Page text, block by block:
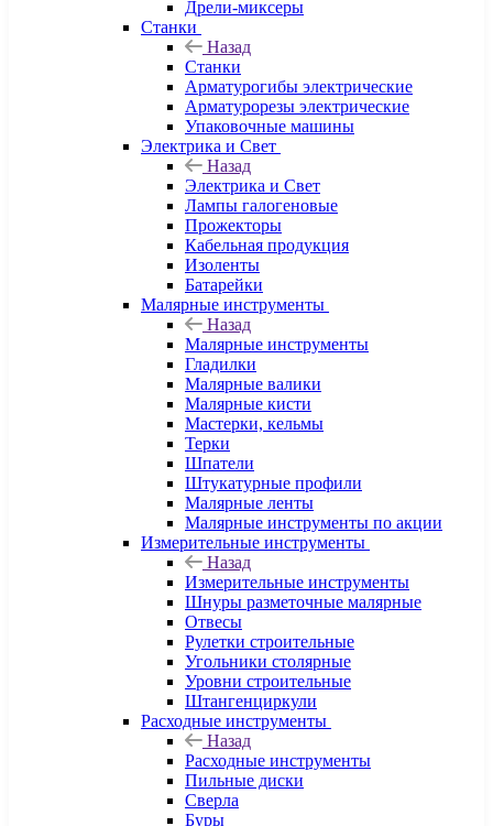
Дрели-миксеры
Станки
Назад
Станки
Арматурогибы электрические
Арматурорезы электрические
Упаковочные машины
Электрика и Свет
Назад
Электрика и Свет
Лампы галогеновые
Прожекторы
Кабельная продукция
Изоленты
Батарейки
Малярные инструменты
Назад
Малярные инструменты
Гладилки
Малярные валики
Малярные кисти
Мастерки, кельмы
Терки
Шпатели
Штукатурные профили
Малярные ленты
Малярные инструменты по акции
Измерительные инструменты
Назад
Измерительные инструменты
Шнуры разметочные малярные
Отвесы
Рулетки строительные
Угольники столярные
Уровни строительные
Штангенциркули
Расходные инструменты
Назад
Расходные инструменты
Пильные диски
Сверла
Буры